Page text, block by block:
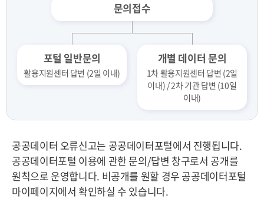
문의접수
포털 일반문의
활용지원센터 답변 (2일 이내)
개별 데이터 문의
1차 활용지원센터 답변 (2일
이내) / 2차 기관 답변 (10일
이내)
공공데이터 오류신고는 공공데이터포털에서 진행됩니다.
공공데이터포털 이용에 관한 문의/답변 창구로서 공개를
원칙으로 운영합니다. 비공개를 원할 경우 공공데이터포털
마이페이지에서 확인하실 수 있습니다.